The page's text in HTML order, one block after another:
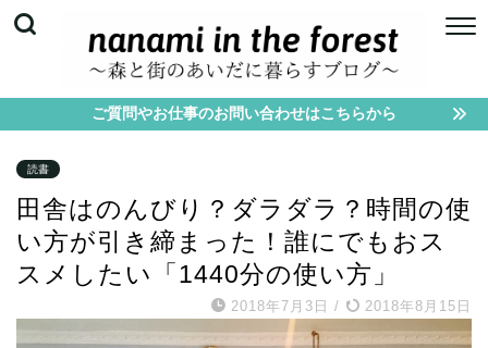
ご質問やお仕事のお問い合わせはこちらから
読書
田舎はのんびり？ダラダラ？時間の使
い方が引き締まった！誰にでもおス
スメしたい「1440分の使い方」
2018年7月3日 / 2018年8月15日